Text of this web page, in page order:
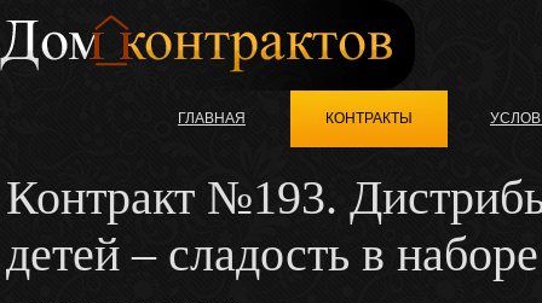
ГЛАВНАЯ КОНТРАКТЫ
Контракт №193.
детей – сладость в